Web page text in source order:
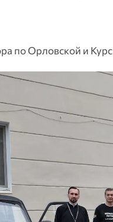
по Орловской и